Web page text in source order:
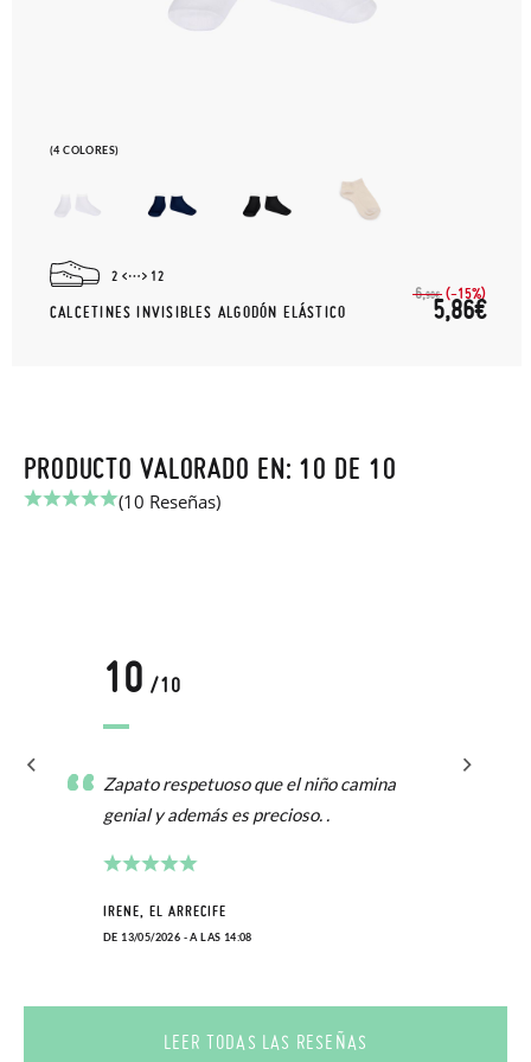
(4 COLORES)
2 12
CALCETINES INVISIBLES ALGODÓN ELÁSTICO
6,90€ (-15%)
5,86€
PRODUCTO VALORADO EN: 10 DE 10
(10 Reseñas)
10 /10
Zapato respetuoso que el niño camina
genial y además es precioso. .
IRENE, EL ARRECIFE
DE 13/05/2026 - A LAS 14:08
LEER TODAS LAS RESEÑAS